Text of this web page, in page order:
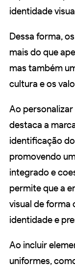
identidade
Dessa forma,
mais do que
mas também
cultura e os
Ao
destaca a
identificação
promovendo
integrado e
permite que a
visual de forma
identidade e
Ao incluir
uniformes,